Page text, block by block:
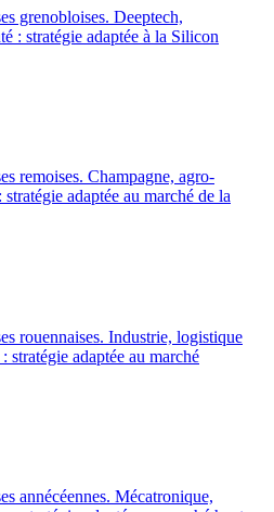
grenobloises. Deeptech,
: stratégie adaptée à la Silicon
remoises. Champagne, agro-
adaptée au marché de la
rouennaises. Industrie, logistique
stratégie adaptée au marché
annécéennes. Mécatronique,